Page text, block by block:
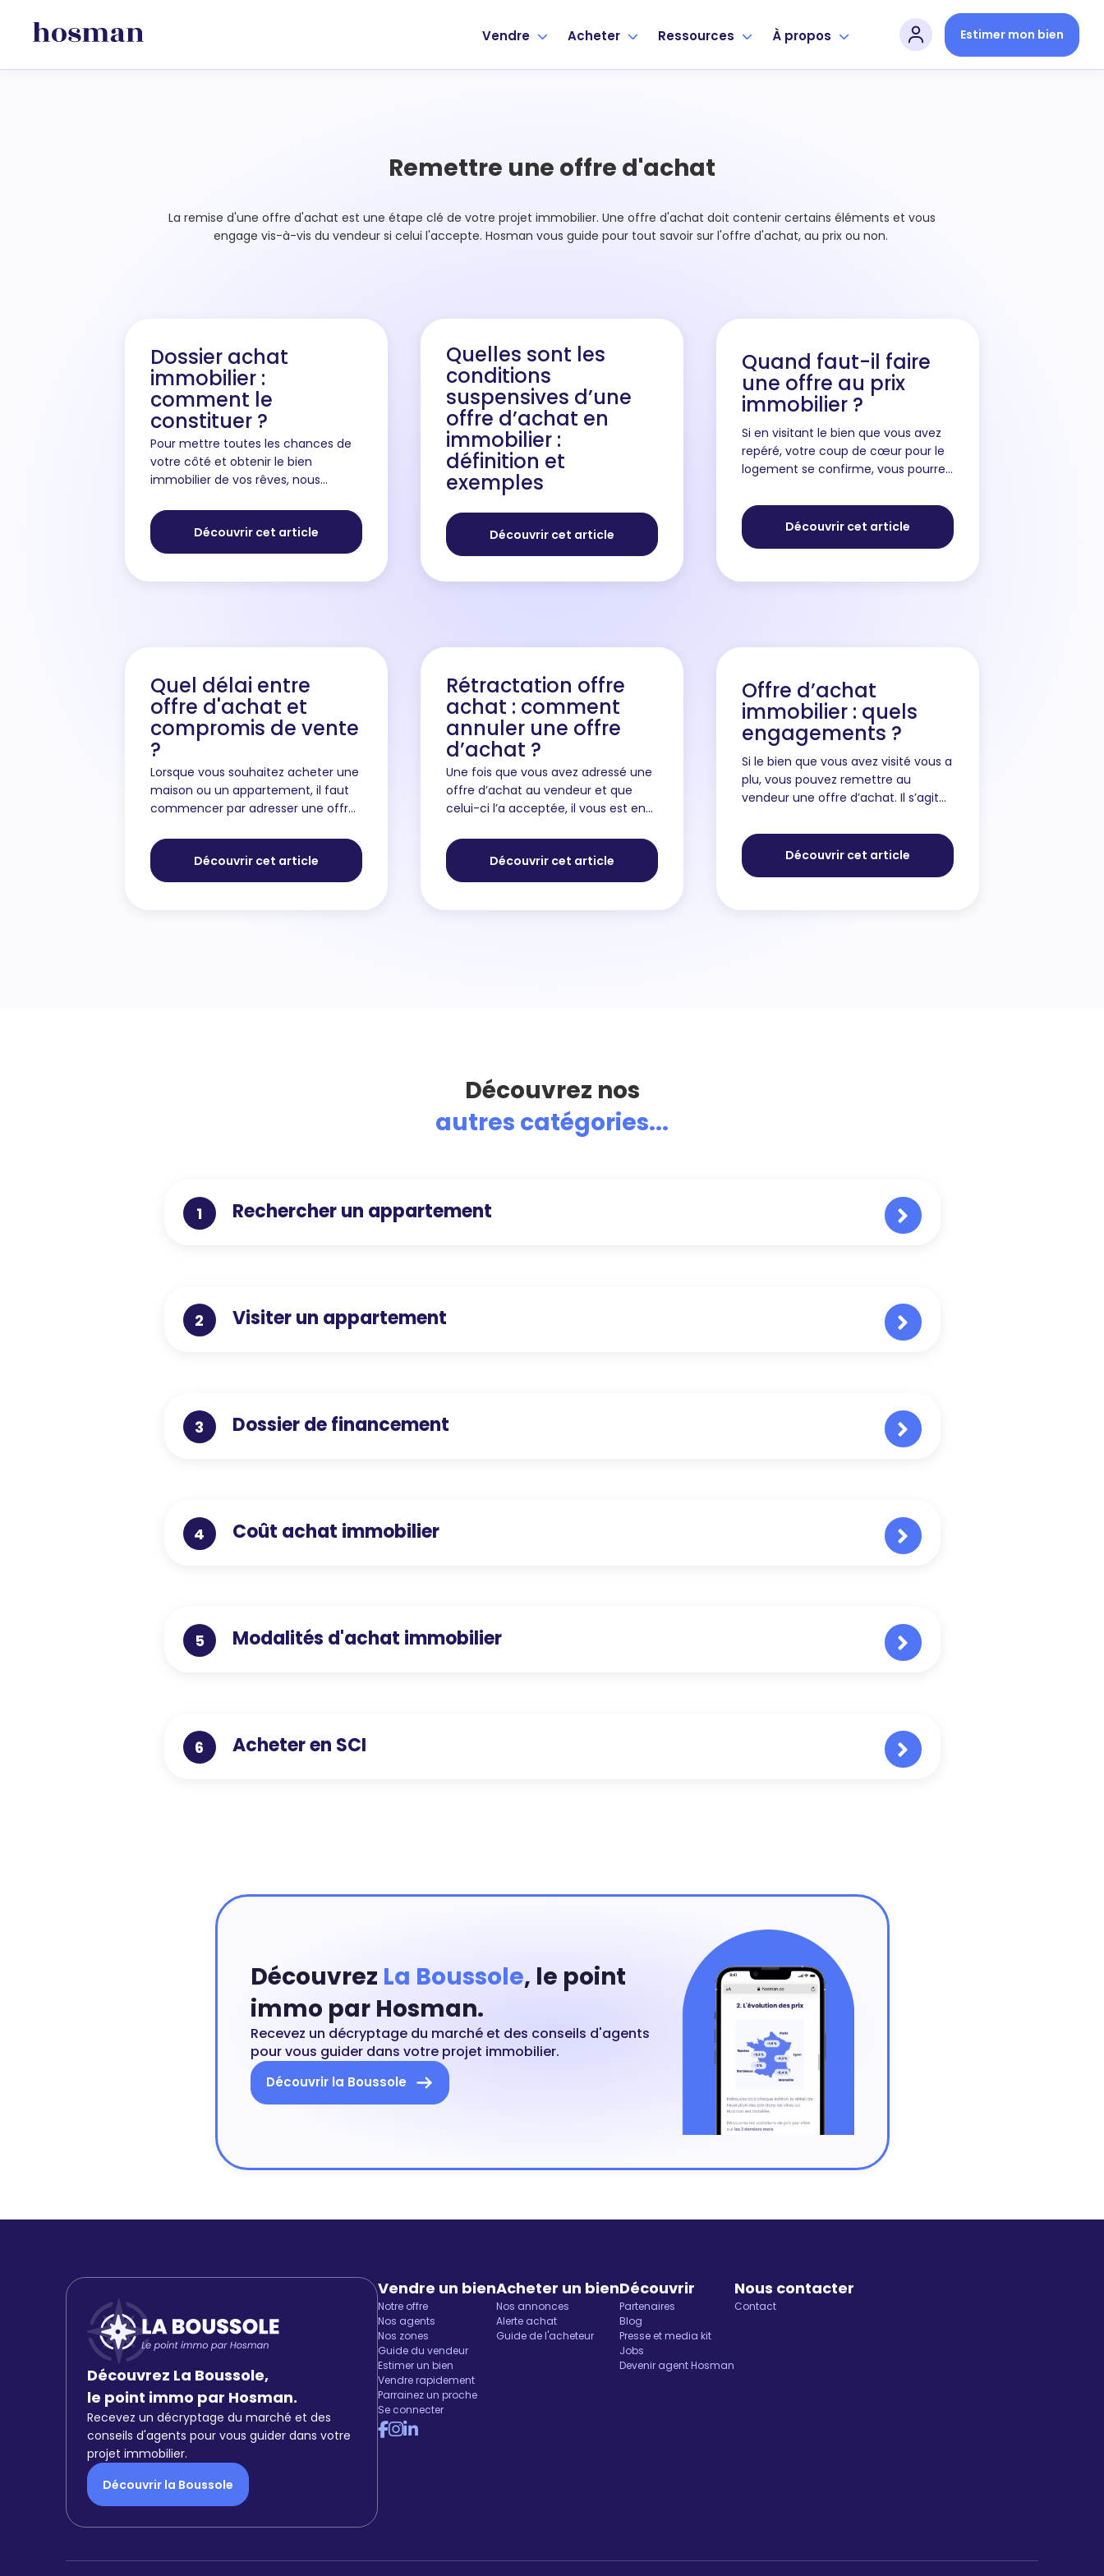
Vendre Acheter Ressources À propos Estimer mon bien
Remettre une offre d'achat
La remise d'une offre d'achat est une étape clé de votre projet immobilier. Une offre d'achat doit contenir certains éléments et vous
engage vis-à-vis du vendeur si celui l'accepte. Hosman vous guide pour tout savoir sur l'offre d'achat, au prix ou non.
Dossier achat
immobilier :
comment le
constituer ?
Pour mettre toutes les chances de
votre côté et obtenir le bien
immobilier de vos rêves, nous
dossier d'achat immobilier en
amont de la visite. Voici comment
faire....
Découvrir cet article
Quelles sont les
conditions
suspensives d’une
offre d’achat en
immobilier :
définition et
exemples
la possibilité d’adresser une offre
d’achat au propriétaire. En d’autres
termes, émettre une proposition
Découvrir cet article
Quand faut-il faire
une offre au prix
immobilier ?
Si en visitant le bien que vous avez
repéré, votre coup de cœur pour le
logement se confirme, vous pourrez
options s’offrent à vous : faire une
offre au prix immobi...
Découvrir cet article
Quel délai entre
offre d'achat et
compromis de vente
?
Lorsque vous souhaitez acheter une
maison ou un appartement, il faut
commencer par adresser une offre
s’agit d’une proposition selon vos
conditions qui atteste de v...
Découvrir cet article
Rétractation offre
achat : comment
annuler une offre
d’achat ?
Une fois que vous avez adressé une
offre d’achat au vendeur et que
celui-ci l’a acceptée, il vous est en
rétractation de l’offre d’achat
uniquement sous certaines con...
Découvrir cet article
Offre d’achat
immobilier : quels
engagements ?
Si le bien que vous avez visité vous a
plu, vous pouvez remettre au
vendeur une offre d’achat. Il s’agit
conditions qui atteste de votre
intérêt pour le bien immobilier. En...
Découvrir cet article
Découvrez nos
autres catégories...
1 Rechercher un appartement
2 Visiter un appartement
3 Dossier de financement
4 Coût achat immobilier
5 Modalités d'achat immobilier
6 Acheter en SCI
Découvrez La Boussole, le point
immo par Hosman.
Recevez un décryptage du marché et des conseils d'agents
pour vous guider dans votre projet immobilier.
Découvrir la Boussole
Découvrez La Boussole,
le point immo par Hosman.
Recevez un décryptage du marché et des
conseils d'agents pour vous guider dans votre
projet immobilier.
Découvrir la Boussole
Vendre un bien
Notre offre
Nos agents
Nos zones
Guide du vendeur
Estimer un bien
Vendre rapidement
Parrainez un proche
Se connecter
Acheter un bien
Nos annonces
Alerte achat
Guide de l'acheteur
Découvrir
Partenaires
Blog
Presse et media kit
Jobs
Devenir agent Hosman
Nous contacter
Contact